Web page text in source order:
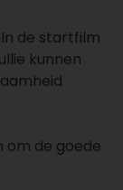
de startfilm
kunnen
om de goede